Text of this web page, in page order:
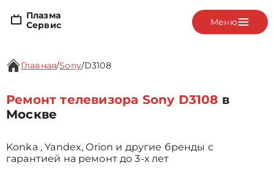
Плазма
Сервис
Меню
Главная/Sony/D3108
Ремонт телевизора Sony D3108 в
Москве
Konka , Yandex, Orion и другие бренды с
гарантией на ремонт до 3-х лет